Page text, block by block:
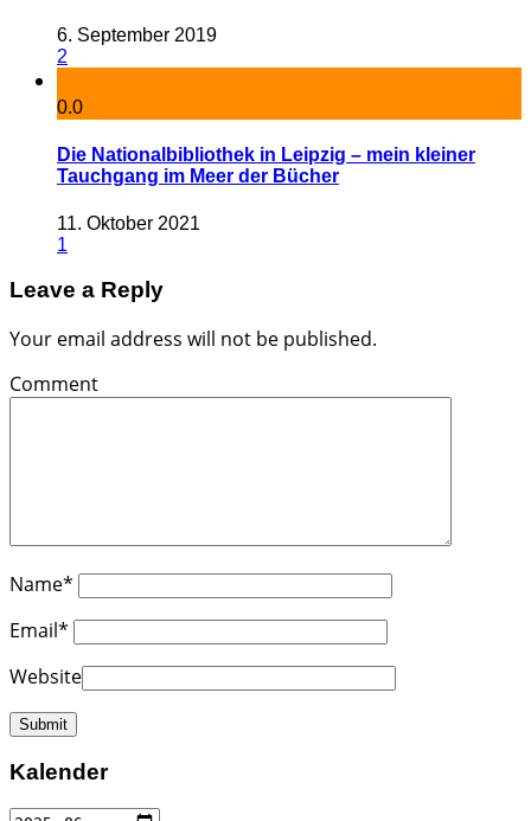
6. September 2019
2
0.0
Die Nationalbibliothek in Leipzig – mein kleiner
Tauchgang im Meer der Bücher
11. Oktober 2021
1
Leave a Reply
Your email address will not be published.
Comment
Name*
Email*
Website
Kalender